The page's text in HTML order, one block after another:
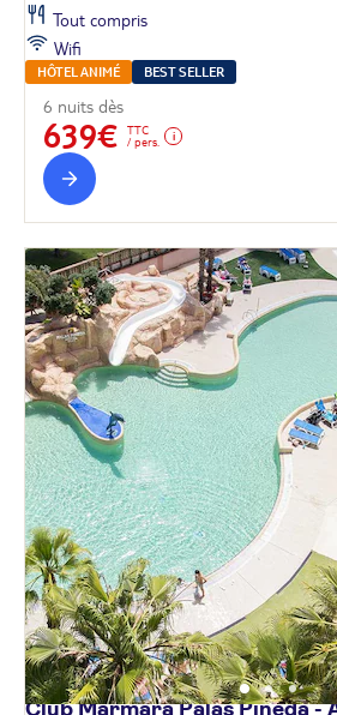
Tout compris
Wifi
HÔTEL ANIMÉ BEST SELLER
6 nuits dès
639€
TTC
/ pers.
Club Marmara Palas Pineda -